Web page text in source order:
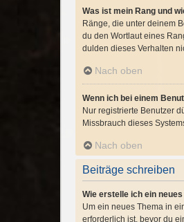
Was ist mein Rang und
Ränge, die unter deinem
du den Wortlaut eines
dulden dieses Verhalten
Nach oben
Wenn ich bei einem
Nur registrierte Benutzer
Missbrauch dieses
Nach oben
Beiträge schreiben
Wie erstelle ich ein
Um ein neues Thema in
erforderlich ist, bevor du